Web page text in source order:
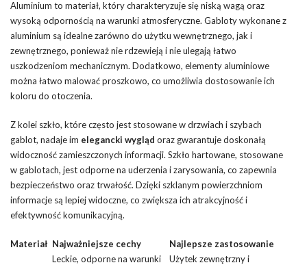
Aluminium to materiał, który charakteryzuje się niską wagą oraz
wysoką odpornością na warunki atmosferyczne. Gabloty wykonane z
aluminium są idealne zarówno do użytku wewnętrznego, jak i
zewnętrznego, ponieważ nie rdzewieją i nie ulegają łatwo
uszkodzeniom mechanicznym. Dodatkowo, elementy aluminiowe
można łatwo malować proszkowo, co umożliwia dostosowanie ich
koloru do otoczenia.
Z kolei szkło, które często jest stosowane w drzwiach i szybach
gablot, nadaje im elegancki wygląd oraz gwarantuje doskonałą
widoczność zamieszczonych informacji. Szkło hartowane, stosowane
w gablotach, jest odporne na uderzenia i zarysowania, co zapewnia
bezpieczeństwo oraz trwałość. Dzięki szklanym powierzchniom
informacje są lepiej widoczne, co zwiększa ich atrakcyjność i
efektywność komunikacyjną.
Materiał Najważniejsze cechy Najlepsze zastosowanie
Leckie, odporne na warunki
Użytek zewnętrzny i